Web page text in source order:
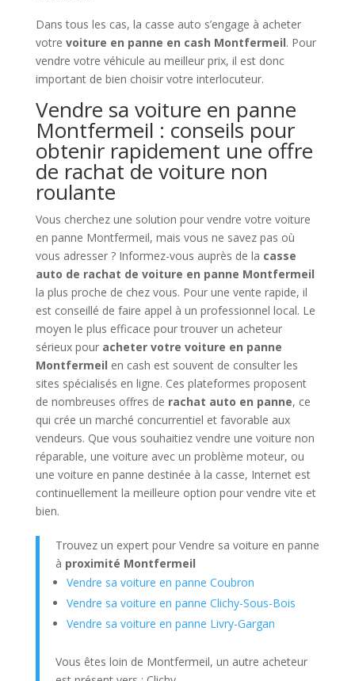
Dans tous les cas, la casse auto s’engage à acheter
votre voiture en panne en cash Montfermeil. Pour
vendre votre véhicule au meilleur prix, il est donc
important de bien choisir votre interlocuteur.
Vendre sa voiture en panne
Montfermeil : conseils pour
obtenir rapidement une offre
de rachat de voiture non
roulante
Vous cherchez une solution pour vendre votre voiture
en panne Montfermeil, mais vous ne savez pas où
vous adresser ? Informez-vous auprès de la casse
auto de rachat de voiture en panne Montfermeil
la plus proche de chez vous. Pour une vente rapide, il
est conseillé de faire appel à un professionnel local. Le
moyen le plus efficace pour trouver un acheteur
sérieux pour acheter votre voiture en panne
Montfermeil en cash est souvent de consulter les
sites spécialisés en ligne. Ces plateformes proposent
de nombreuses offres de rachat auto en panne, ce
qui crée un marché concurrentiel et favorable aux
vendeurs. Que vous souhaitiez vendre une voiture non
réparable, une voiture avec un problème moteur, ou
une voiture en panne destinée à la casse, Internet est
continuellement la meilleure option pour vendre vite et
bien.
Trouvez un expert pour Vendre sa voiture en panne
à proximité Montfermeil
Vendre sa voiture en panne Coubron
Vendre sa voiture en panne Clichy-Sous-Bois
Vendre sa voiture en panne Livry-Gargan
Vous êtes loin de Montfermeil, un autre acheteur